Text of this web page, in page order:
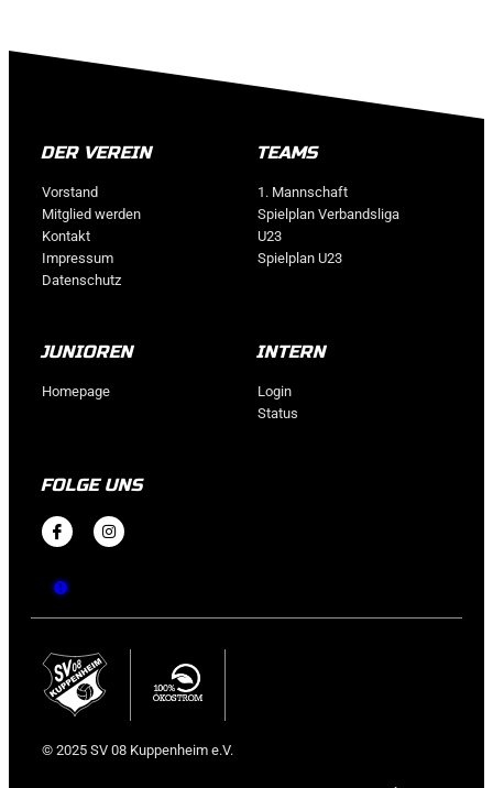
DER VEREIN
Vorstand
Mitglied werden
Kontakt
Impressum
Datenschutz
TEAMS
1. Mannschaft
Spielplan Verbandsliga
U23
Spielplan U23
JUNIOREN
Homepage
INTERN
Login
Status
FOLGE UNS
© 2025 SV 08 Kuppenheim e.V.